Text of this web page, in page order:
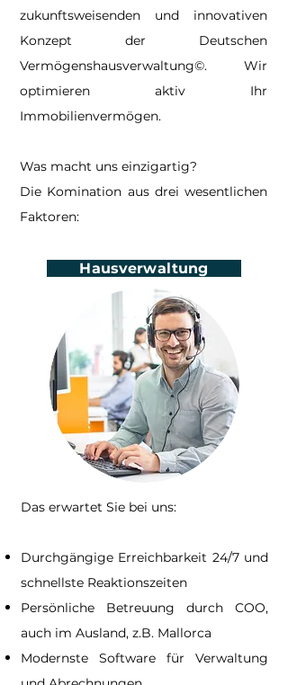
zukunftsweisenden und innovativen
Konzept der Deutschen
Vermögenshausverwaltung©. Wir
optimieren aktiv Ihr
Immobilienvermögen.
Was macht uns einzigartig?
Die Komination aus drei wesentlichen
Faktoren:
Hausverwaltung
Das erwartet Sie bei uns:
Durchgängige Erreichbarkeit 24/7 und
schnellste Reaktionszeiten
Persönliche Betreuung durch COO,
auch im Ausland, z.B. Mallorca
Modernste Software für Verwaltung